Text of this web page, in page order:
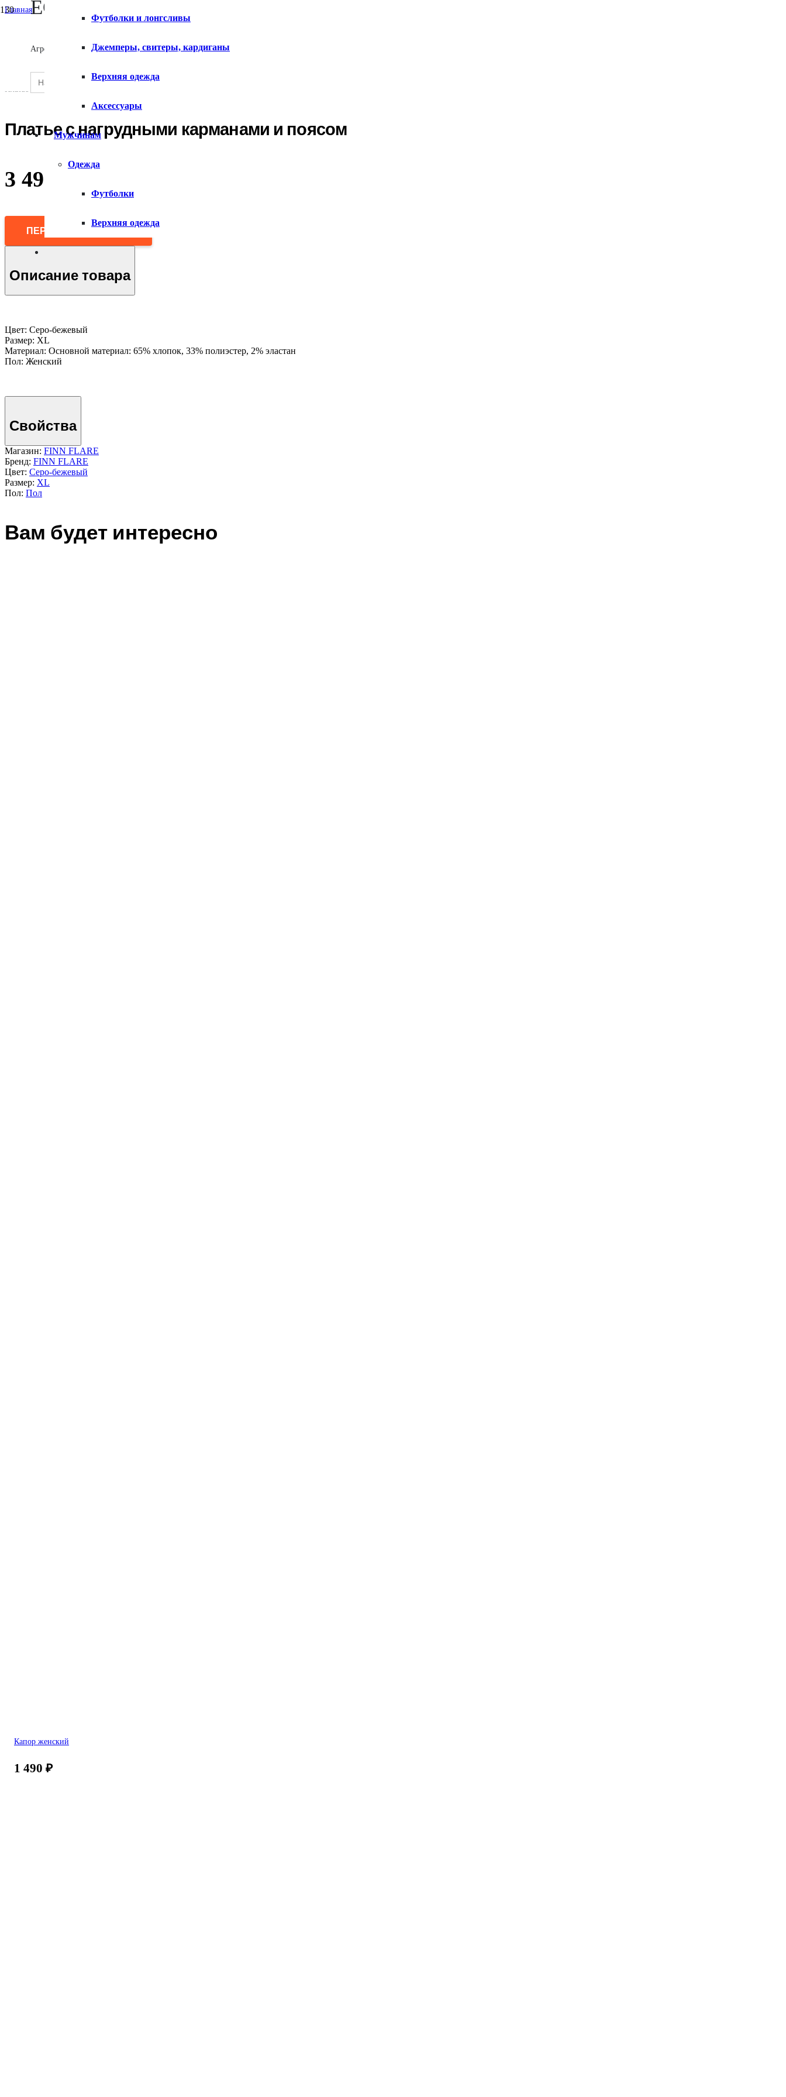
ECOMX
Агрегатор товаров
Search
for:
SEARCH
Футболки и лонгсливы
Джемперы, свитеры, кардиганы
Верхняя одежда
Аксессуары
Мужчинам
Одежда
Футболки
Верхняя одежда
Главная
Одежда
Платье с нагрудными карманами и поясом
3 490
ПЕРЕЙТИ В МАГАЗИН
Описание товара
Цвет: Серо-бежевый
Размер: XL
Материал: Основной материал: 65% хлопок, 33% полиэстер, 2% эластан
Пол: Женский
Свойства
Магазин: FINN FLARE
Бренд: FINN FLARE
Цвет: Серо-бежевый
Размер: XL
Пол: Пол
Вам будет интересно
Капор женский
1 490 ₽